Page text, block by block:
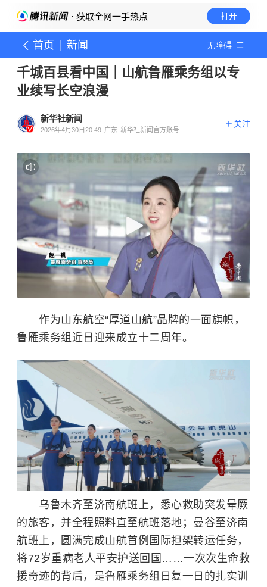
· 获取全网一手热点 打开
首页 新闻 无障碍
千城百县看中国｜山航鲁雁乘务组以专
业续写长空浪漫
新华社新闻
2026年4月30日20:49 广东 新华社新闻官方账号
关注
作为山东航空“厚道山航”品牌的一面旗帜，
鲁雁乘务组近日迎来成立十二周年。
乌鲁木齐至济南航班上，悉心救助突发晕厥
的旅客，并全程照料直至航班落地；曼谷至济南
航班上，圆满完成山航首例国际担架转运任务，
将72岁重病老人平安护送回国……一次次生命救
援奇迹的背后，是鲁雁乘务组日复一日的扎实训